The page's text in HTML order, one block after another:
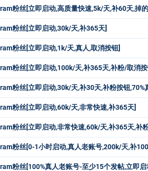
粉丝[立即启动,高质量快速,5k/天,补60天,掉
粉丝[立即启动,30k/天,补365天]
粉丝[立即启动,1k/天,真人,取消按钮]
粉丝[立即启动,100k/天,补365天,补粉/取消
粉丝[立即启动,30k/天,补30天,补粉按钮,70%
粉丝[立即启动,60k/天,非常快速,补365天]
粉丝[立即启动,非常快速,60k/天,补365天,补
粉丝[0-1小时启动,真人老账号,200k/天,补
粉丝[100%真人老账号-至少15个发帖,立即